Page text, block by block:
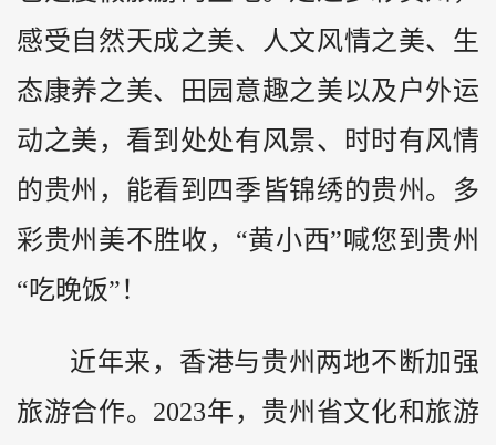
感受自然天成之美、人文风情之美、生
态康养之美、田园意趣之美以及户外运
动之美，看到处处有风景、时时有风情
的贵州，能看到四季皆锦绣的贵州。多
彩贵州美不胜收，“黄小西”喊您到贵州
“吃晚饭”！
近年来，香港与贵州两地不断加强
旅游合作。2023年，贵州省文化和旅游